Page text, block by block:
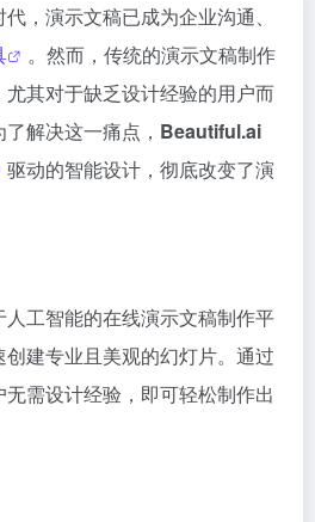
，演示文稿已成为企业沟通、
。然而，传统的演示文稿制作
其对于缺乏设计经验的用户而
解决这一痛点， Beautiful.ai
驱动的智能设计，彻底改变了演
工智能的在线演示文稿制作平
建专业且美观的幻灯片。通过
需设计经验，即可轻松制作出